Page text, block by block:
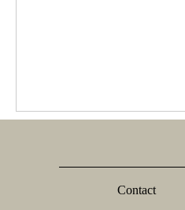
Contact